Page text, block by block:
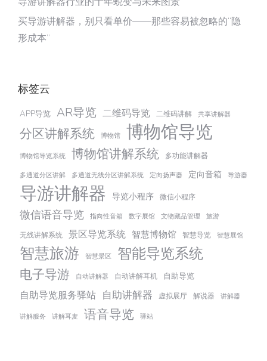
买导游讲解器，别只看单价——那些容易被忽略的“隐
形成本”
标签云
APP导览 AR导览 二维码导览 二维码讲解 共享讲解器
分区讲解系统 博物馆 博物馆导览
博物馆导览系统 博物馆讲解系统 多功能讲解器
多通道分区讲解 多通道无线分区讲解系统 定向扬声器 定向音箱 导游器
导游讲解器 导览小程序 微信小程序
微信语音导览 指向性音箱 数字展馆 文物藏品管理 旅游
无线讲解系统 景区导览系统 智慧博物馆 智慧导览 智慧展馆
智慧旅游 智慧景区 智能导览系统
电子导游 自动讲解器 自动讲解耳机 自助导览
自助导览服务驿站 自助讲解器 虚拟展厅 解说器 讲解器
讲解服务 讲解耳麦 语音导览 驿站